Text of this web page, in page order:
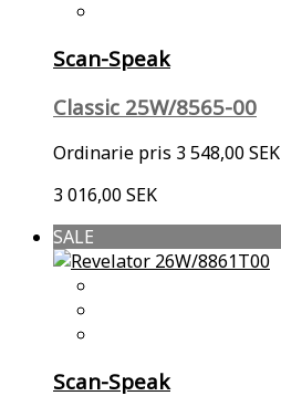
Scan-Speak
Classic 25W/8565-00
Ordinarie pris 3 548,00 SEK
3 016,00 SEK
SALE
Scan-Speak